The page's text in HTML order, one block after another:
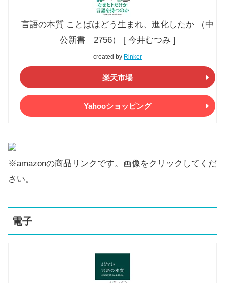
言語の本質 ことばはどう生まれ、進化したか （中
公新書 2756） [ 今井むつみ ]
created by Rinker
楽天市場
Yahooショッピング
※amazonの商品リンクです。画像をクリックしてくだ
さい。
電子